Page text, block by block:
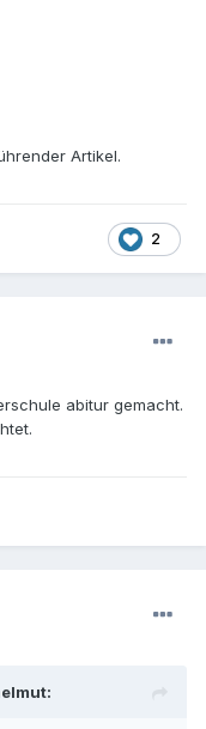
Artikel.
2
abitur gemacht.